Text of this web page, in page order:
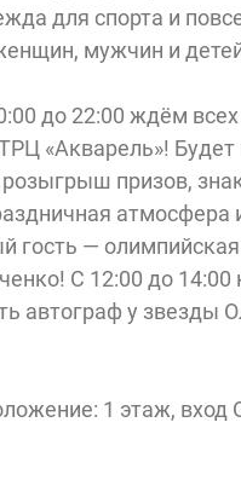
для спорта и
мужчин и
до 22:00 ждём
«Акварель»!
призов,
атмосфера
гость —
С 12:00 до
автограф у звезды
1 этаж, вход